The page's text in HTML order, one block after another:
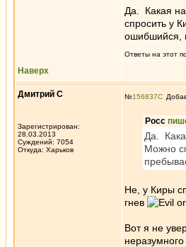
Да. Какая
спросить у
ошибшийся,
Ответы на этот
Наверх
Дмитрий С
Зарегистрирован:
28.03.2013
Суждений: 7054
Откуда: Харьков
№156837
Росс
Да.
Можно
Не, у Киры
гнев
Вот я не
неразумного